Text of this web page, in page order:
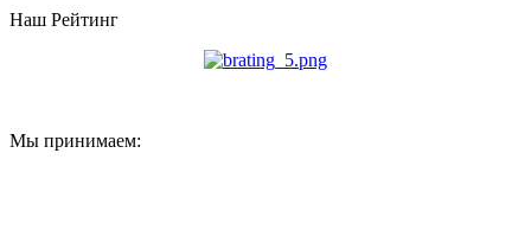
Наш Рейтинг
Мы принимаем: